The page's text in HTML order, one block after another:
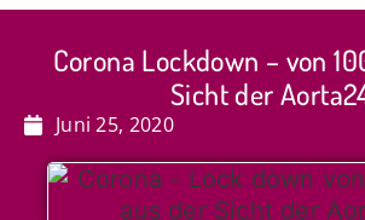
Corona Lockdown – von
Sicht der
Juni 25, 2020